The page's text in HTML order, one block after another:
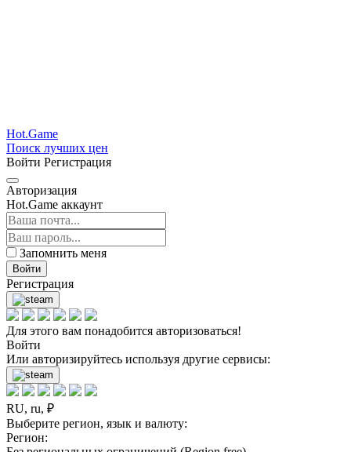
Hot.Game
Поиск лучших цен
Войти Регистрация
Авторизация
Hot.Game аккаунт
Запомнить меня
Войти
Регистрация
Для этого вам понадобится авторизоваться!
Войти
Или авторизируйтесь используя другие сервисы:
RU, ru, ₽
Выберите регион, язык и валюту:
Регион: